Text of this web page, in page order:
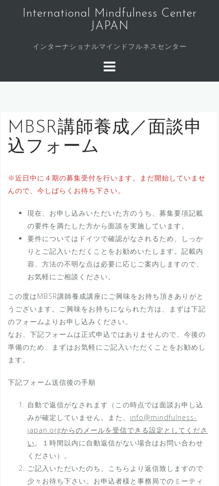
ス
International Mindfulness Center
JAPAN
インターナショナルマインドフルネスセンター
MBSR講師養成／面談申
込フォーム
※近日中に４期の募集受付を行います。まだ開始していませ
んので、今しばらくお待ち下さい。
現在、お申し込みいただいた方のうち、募集要項記載
の要件を満たした方から面談を実施しています。
要件についてはドイツで確認がなされるため、しっか
りとご記入いただくことをお勧めいたします。記載内
容、方法の不明な点は必要に応じご案内しますので、
お気軽にご相談ください。
この度はMBSR講師養成講座にご興味をお持ち頂きありがと
うございます。ご興味をお持ちになられた方は、まずは下記
のフォームよりお申し込みください。
なお、下記フォームは正式申込ではありませんので、今後の
準備のため、まずはお気軽にご記入いただくことをお勧めし
ます。
下記フォーム送信後の手順
自動で返信がなされます（この時点では面談お申し込
みが確定していません。また、 info@mindfulness-
japan.orgからのメールを受信できる設定としてくださ
い。１時間以内に自動返信がない場合はお問い合わせ
ください）。
ご記入いただいたのち、こちらより返信致しますので
少々お待ち下さい。お申込者様と事務局でのミーティ